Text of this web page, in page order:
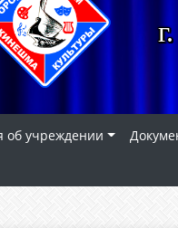
об учреждении